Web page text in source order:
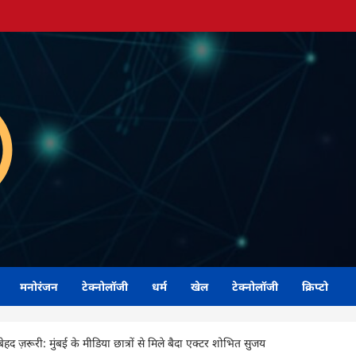
मनोरंजन टेक्नोलॉजी धर्म खेल टेक्नोलॉजी क्रिप्टो
ज़रूरी: मुंबई के मीडिया छात्रों से मिले बैदा एक्टर शोभित सुजय